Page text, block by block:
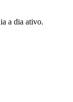
a dia ativo.